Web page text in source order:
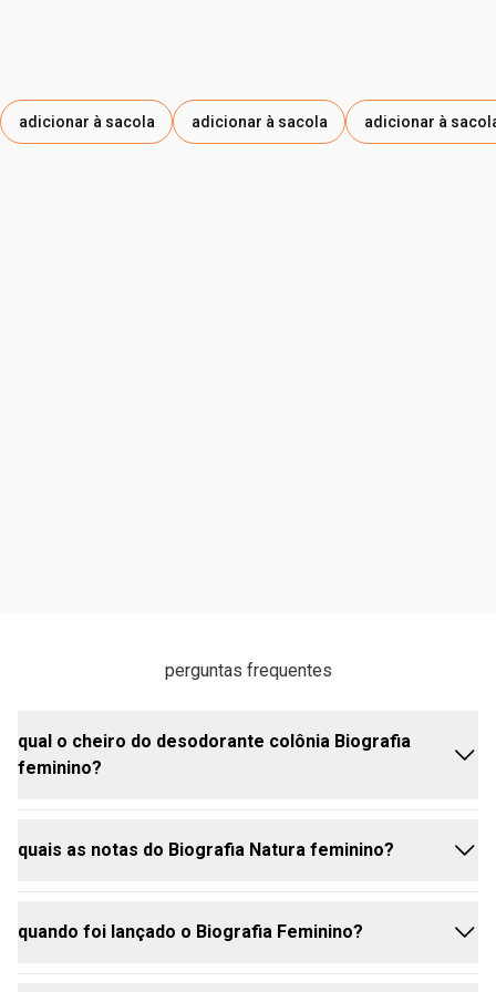
adicionar à sacola adicionar à sacola adicionar à
perguntas frequentes
qual o cheiro do desodorante colônia Biografia
feminino?
o desodorante colônia Biografia Feminino possui
aromas que proporcionam uma experiência olfativa
quais as notas do Biografia Natura feminino?
entre as notas principais do Biografia Feminino,
quando foi lançado o Biografia Feminino?